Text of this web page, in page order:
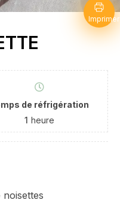
Imprimer
de réfrigération
1 heure